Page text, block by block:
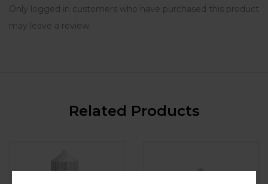
Only logged in customers who have purchased this product
may leave a review.
Related Products